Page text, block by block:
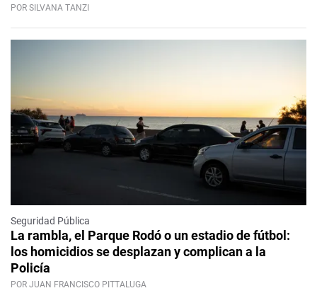
POR SILVANA TANZI
Seguridad Pública
La rambla, el Parque Rodó o un estadio de fútbol:
los homicidios se desplazan y complican a la
Policía
POR JUAN FRANCISCO PITTALUGA